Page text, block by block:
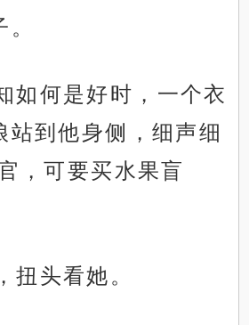
如何是好时，一个衣
站到他身侧，细声细
，可要买水果盲
扭头看她。